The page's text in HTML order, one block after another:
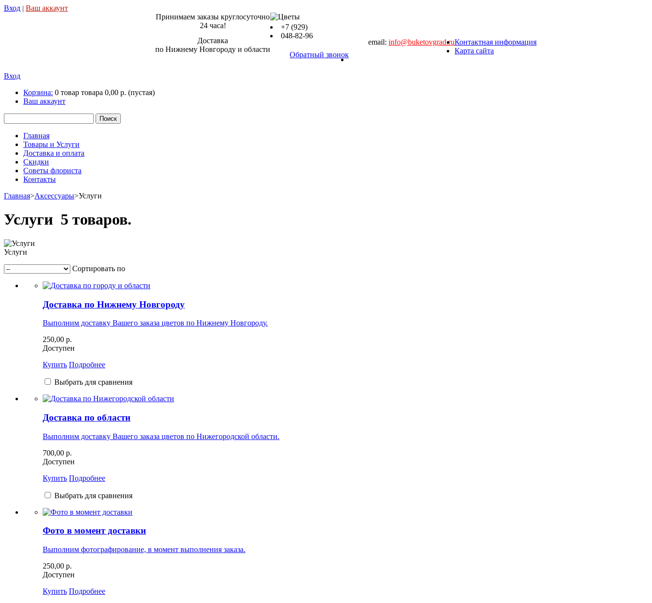
Вход
Ваш аккаунт
Принимаем заказы круглосуточно
24 часа!
Доставка
по Нижнему Новгороду и области
+7 (929)
048-82-96
Обратный звонок
email: info@buketovgrad.ruКонтактная информация
Карта сайта
Вход
Корзина: 0 товар товара 0,00 р. (пустая)
Ваш аккаунт
Главная
Товары и Услуги
Доставка и оплата
Скидки
Советы флориста
Контакты
Главная>Аксессуары>Услуги
Услуги 5 товаров.
Услуги
Сортировать по
Доставка по Нижнему Новгороду
Выполним доставку Вашего заказа цветов по Нижнему Новгороду.
250,00 р.
Доступен
Купить Подробнее
Выбрать для сравнения
Доставка по области
Выполним доставку Вашего заказа цветов по Нижегородской области.
700,00 р.
Доступен
Купить Подробнее
Выбрать для сравнения
Фото в момент доставки
Выполним фотографирование, в момент выполнения заказа.
250,00 р.
Доступен
Купить Подробнее